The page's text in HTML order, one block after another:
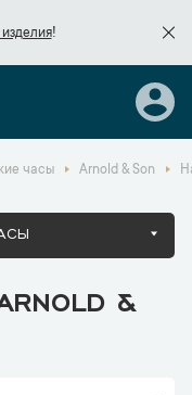
!
часы Arnold & Son
&